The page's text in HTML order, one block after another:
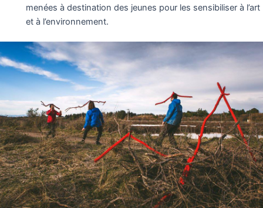
menées à destination des jeunes pour les sensibiliser à l’art
et à l’environnement.